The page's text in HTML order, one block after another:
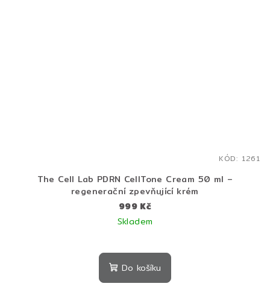
The Cell Lab PDRN CellTone Cream 50 ml –
regenerační zpevňující krém
999 Kč
Skladem
Do košíku
KÓD: 1261